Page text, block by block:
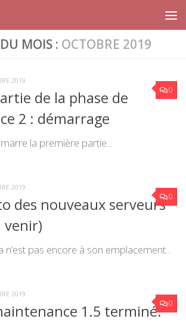
MOIS : OCTOBRE 2019
0
2019
de la phase de
2 : démarrage
la première partie...
0
2019
des nouveaux serveurs
venir)
n’est pas encore à son emplacement...
0
2019
1.5 terminé: